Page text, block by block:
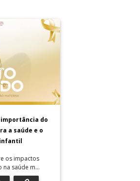
do
a saúde e o
os impactos
saúde m...